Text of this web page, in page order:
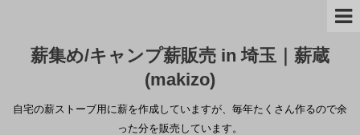
薪集め/キャンプ薪販売 in 埼玉｜薪蔵
(makizo)
自宅の薪ストーブ用に薪を作成していますが、毎年たくさん作るので余
った分を販売しています。